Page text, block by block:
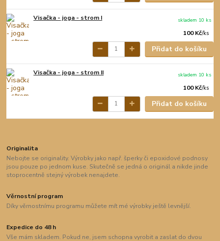
Visačka - joga - strom I
100 Kč/ks
skladem 10 ks
Přidat do košíku
Visačka - joga - strom II
100 Kč/ks
skladem 10 ks
Přidat do košíku
Originalita
Nebojte se originality. Výrobky jako např. šperky či epoxidové podnosy
jsou pouze po jednom kuse. Skutečně se jedná o originál a nikde jinde
stoprocentně stejný výrobek nenajdete.
Věrnostní program
Díky věrnostnímu programu můžete mít mé výrobky ještě levnější.
Expedice do 48 h
Vše mám skladem. Pokud ne, jsem schopna vyrobit a zaslat do dvou